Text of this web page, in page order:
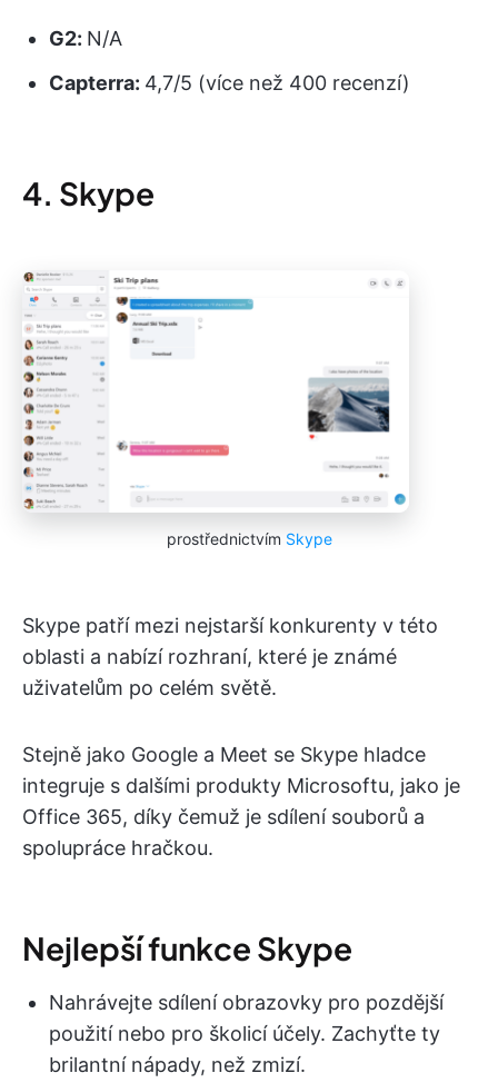
G2: N/A
Capterra: 4,7/5 (více než 400 recenzí)
4. Skype
prostřednictvím Skype
Skype patří mezi nejstarší konkurenty v této
oblasti a nabízí rozhraní, které je známé
uživatelům po celém světě.
Stejně jako Google a Meet se Skype hladce
integruje s dalšími produkty Microsoftu, jako je
Office 365, díky čemuž je sdílení souborů a
spolupráce hračkou.
Nejlepší funkce Skype
Nahrávejte sdílení obrazovky pro pozdější
použití nebo pro školicí účely. Zachyťte ty
brilantní nápady, než zmizí.